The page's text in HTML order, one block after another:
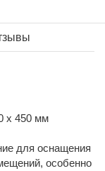
х 450 мм
для оснащения
особенно